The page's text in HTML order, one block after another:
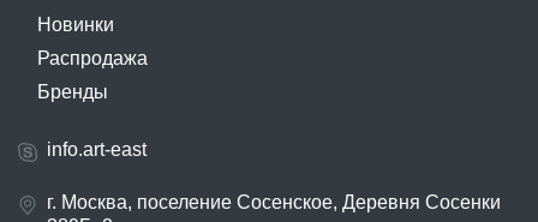
Новинки
Распродажа
Бренды
info.art-east
г. Москва, поселение Сосенское, Деревня Сосенки